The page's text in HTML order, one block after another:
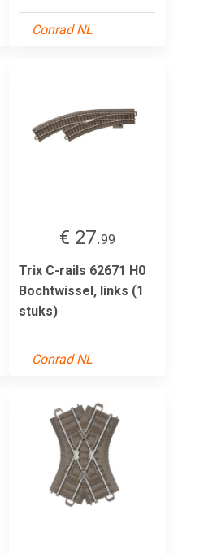
Conrad NL
€ 27.99
Trix C-rails 62671 H0
Bochtwissel, links (1
stuks)
Conrad NL